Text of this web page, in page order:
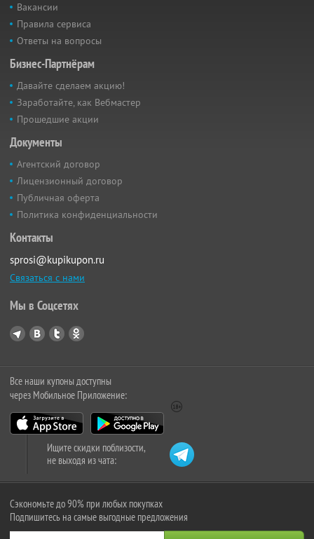
Вакансии
Правила сервиса
Ответы на вопросы
Бизнес-Партнёрам
Давайте сделаем акцию!
Заработайте, как Вебмастер
Прошедшие акции
Документы
Агентский договор
Лицензионный договор
Публичная оферта
Политика конфиденциальности
Контакты
sprosi@kupikupon.ru
Связаться с нами
Мы в Соцсетях
Все наши купоны доступны
через Мобильное Приложение:
Ищите скидки поблизости,
не выходя из чата:
Сэкономьте до 90% при любых покупках
Подпишитесь на самые выгодные предложения